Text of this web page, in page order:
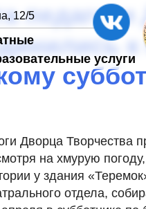
услуги
12/5
Дворца Творчества
на хмурую
у здания
отдела,